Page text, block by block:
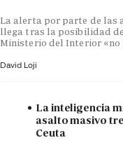
La alerta por parte de las
llega tras la posibilidad
Ministerio del Interior «no
David Loji
La inteligencia
asalto masivo
Ceuta